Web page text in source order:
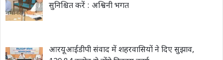
सुनिश्चित करें : अश्विनी भगत
आरयूआईडीपी संवाद में शहरवासियों ने दिए सुझाव,